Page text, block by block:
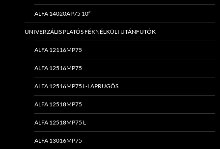
ALFA 14020AP75 10″
UNIVERZÁLIS PLATÓS FÉKNÉLKÜLI UTÁNFUTÓK
ALFA 12116MP75
ALFA 12516MP75
ALFA 12516MP75 L-LAPRUGÓS
ALFA 12518MP75
ALFA 12518MP75 L
ALFA 13016MP75